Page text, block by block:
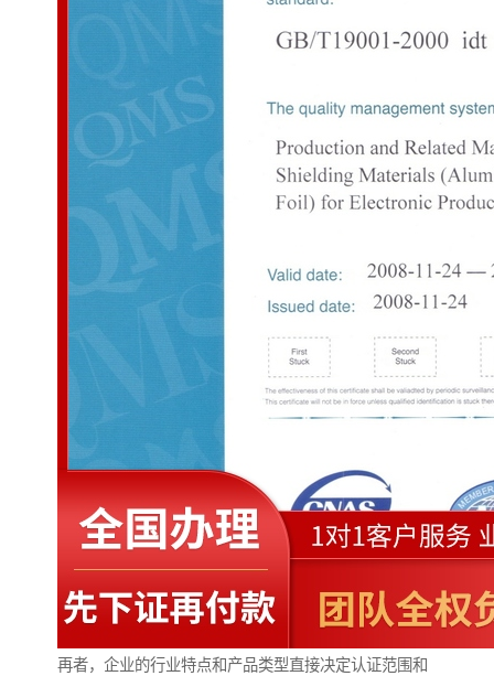
再者，企业的行业特点和产品类型直接决定认证范围和